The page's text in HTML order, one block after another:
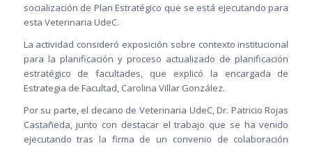
socialización de Plan Estratégico que se está ejecutando para
esta Veterinaria UdeC.
La actividad consideró exposición sobre contexto institucional
para la planificación y proceso actualizado de planificación
estratégico de facultades, que explicó la encargada de
Estrategia de Facultad, Carolina Villar González.
Por su parte, el decano de Veterinaria UdeC, Dr. Patricio Rojas
Castañeda, junto con destacar el trabajo que se ha venido
ejecutando tras la firma de un convenio de colaboración